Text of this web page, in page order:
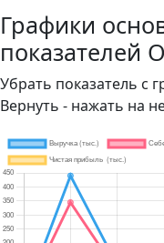
Графики
Убрать показатель с
Вернуть - нажать на